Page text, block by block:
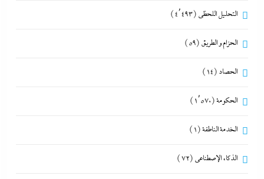
التحليل اللحظي (4٬493)
الحزام و الطريق (59)
الحصاد (14)
الحكومة(1٬570)
الخدمة الناطقة(1)
الذكاء الإصطناعي (72)